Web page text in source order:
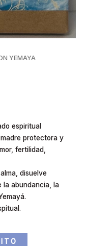
YEMAYA
espiritual
protectora y
fertilidad,
disuelve
la abundancia, la